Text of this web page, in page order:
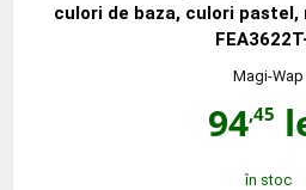
culori de baza, culori
Magi-Wap
94,45
în stoc